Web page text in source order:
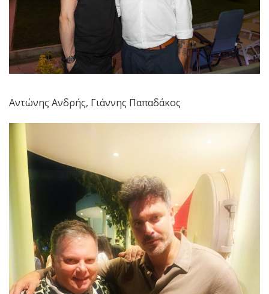
Αντώνης Ανδρής, Γιάννης Παπαδάκος